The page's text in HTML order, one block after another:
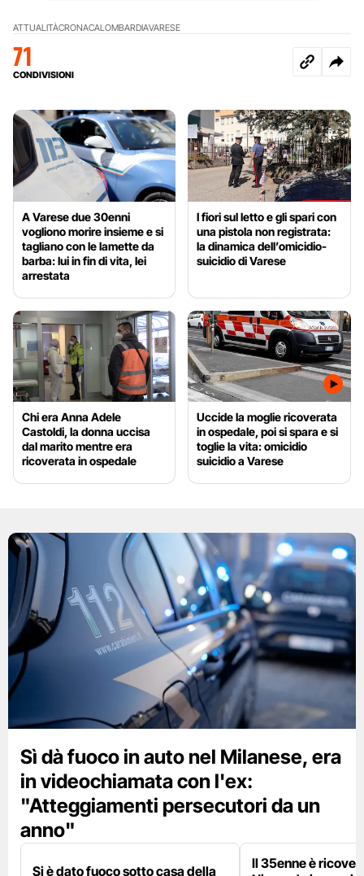
ATTUALITÀCRONACALOMBARDIAVARESE
71
CONDIVISIONI
A Varese due 30enni
vogliono morire insieme e si
tagliano con le lamette da
barba: lui in fin di vita, lei
arrestata
I fiori sul letto e gli spari con
una pistola non registrata:
la dinamica dell’omicidio-
suicidio di Varese
Chi era Anna Adele
Castoldi, la donna uccisa
dal marito mentre era
ricoverata in ospedale
Uccide la moglie ricoverata
in ospedale, poi si spara e si
toglie la vita: omicidio
suicidio a Varese
Sì dà fuoco in auto nel Milanese, era
in videochiamata con l'ex:
"Atteggiamenti persecutori da un
anno"
Si è dato fuoco sotto casa della
Il 35enne è